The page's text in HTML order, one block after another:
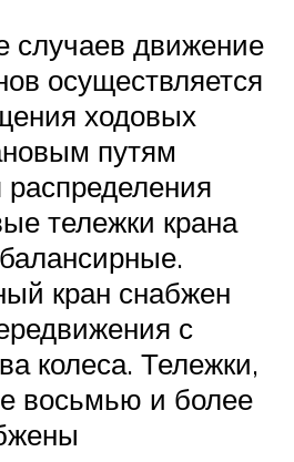
случаев движение
осуществляется
ходовых
путям
тележки крана
кран снабжен
с
колеса. Тележки,
восьмью и более